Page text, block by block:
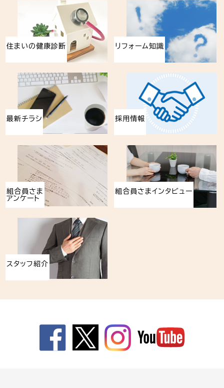
住まいの健康診断 リフォーム知識
最新チラシ 採用情報
組合員さま
アンケート
組合員さまインタビュー
スタッフ紹介